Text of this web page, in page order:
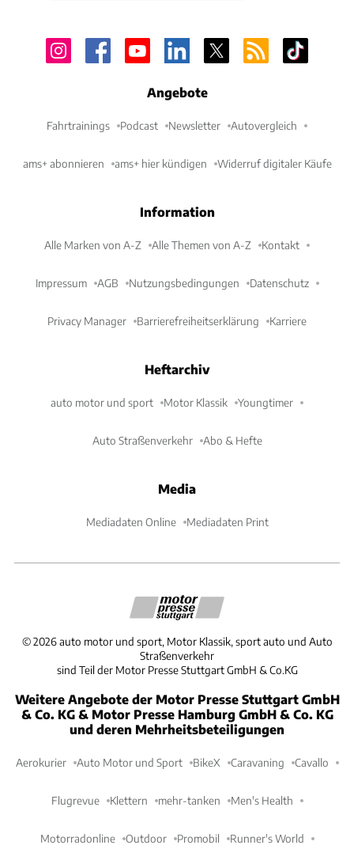
Angebote
Fahrtrainings Podcast Newsletter Autovergleich
ams+ abonnieren ams+ hier kündigen Widerruf digitaler Käufe
Information
Alle Marken von A-Z Alle Themen von A-Z Kontakt
Impressum AGB Nutzungsbedingungen Datenschutz
Privacy Manager Barrierefreiheitserklärung Karriere
Heftarchiv
auto motor und sport Motor Klassik Youngtimer
Auto Straßenverkehr Abo & Hefte
Media
Mediadaten Online Mediadaten Print
©2026 auto motor und sport, Motor Klassik, sport auto und Auto
Straßenverkehr
sind Teil der Motor Presse Stuttgart GmbH & Co.KG
Weitere Angebote der Motor Presse Stuttgart GmbH
& Co. KG & Motor Presse Hamburg GmbH & Co. KG
und deren Mehrheitsbeteiligungen
Aerokurier Auto Motor und Sport BikeX Caravaning Cavallo
Flugrevue Klettern mehr-tanken Men's Health
Motorradonline Outdoor Promobil Runner's World